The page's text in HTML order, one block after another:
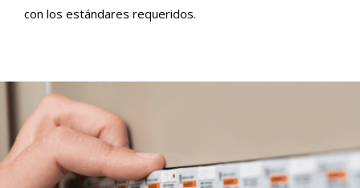
con los estándares requeridos.